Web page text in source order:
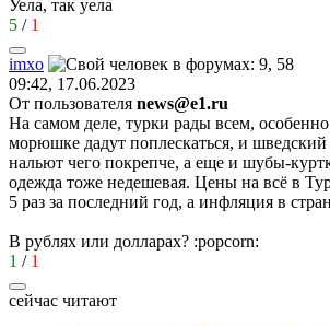
Уела, так уела
5 / 1
imxo
09:42, 17.06.2023
От пользователя news@e1.ru
На самом деле, турки рады всем,
морюшке дадут поплескаться, и
нальют чего покрепче, а еще и шубы-
одежда тоже недешевая. Цены на всё в
5 раз за последний год, а инфляция в
В рублях или долларах? :popcorn:
1 / 1
сейчас читают